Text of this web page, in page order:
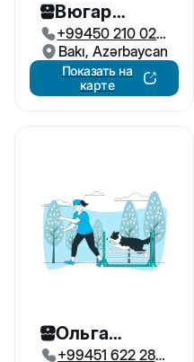
Вюгар
Кинолог
+99450 210 02
43
Bakı, Azərbaycan
Показать на
карте
Ольга
+99451 622 28